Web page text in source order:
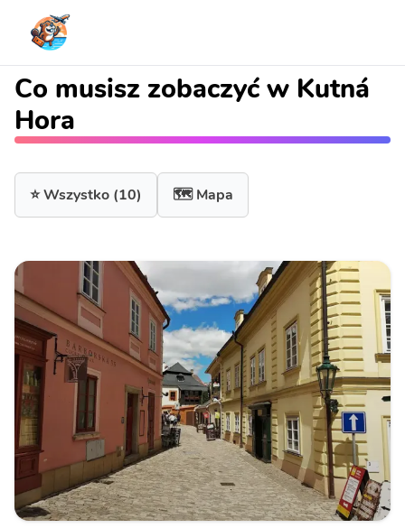
Co musisz zobaczyć w Kutná
Hora
⭐ Wszystko (10) 🗺️ Mapa